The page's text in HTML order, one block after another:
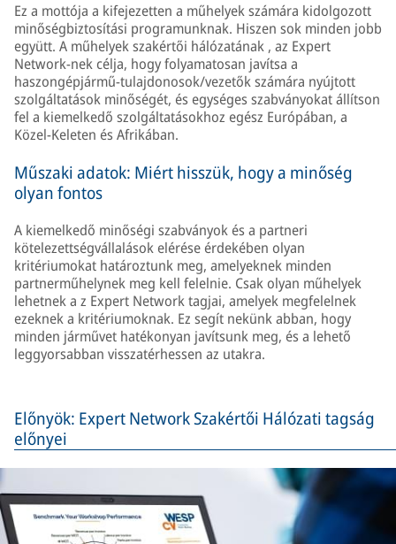
Ez a mottója a kifejezetten a műhelyek számára kidolgozott
minőségbiztosítási programunknak. Hiszen sok minden jobb
együtt. A műhelyek szakértői hálózatának , az Expert
Network-nek célja, hogy folyamatosan javítsa a
haszongépjármű-tulajdonosok/vezetők számára nyújtott
szolgáltatások minőségét, és egységes szabványokat állítson
fel a kiemelkedő szolgáltatásokhoz egész Európában, a
Közel-Keleten és Afrikában.
Műszaki adatok: Miért hisszük, hogy a minőség
olyan fontos
A kiemelkedő minőségi szabványok és a partneri
kötelezettségvállalások elérése érdekében olyan
kritériumokat határoztunk meg, amelyeknek minden
partnerműhelynek meg kell felelnie. Csak olyan műhelyek
lehetnek a z Expert Network tagjai, amelyek megfelelnek
ezeknek a kritériumoknak. Ez segít nekünk abban, hogy
minden járművet hatékonyan javítsunk meg, és a lehető
leggyorsabban visszatérhessen az utakra.
Előnyök: Expert Network Szakértői Hálózati tagság
előnyei